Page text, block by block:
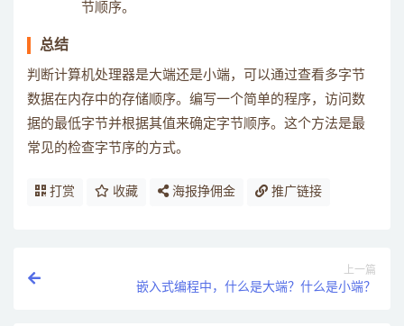
节顺序。
总结
判断计算机处理器是大端还是小端，可以通过查看多字节
数据在内存中的存储顺序。编写一个简单的程序，访问数
据的最低字节并根据其值来确定字节顺序。这个方法是最
常见的检查字节序的方式。
打赏 收藏 海报挣佣金 推广链接
上一篇
嵌入式编程中，什么是大端？什么是小端？